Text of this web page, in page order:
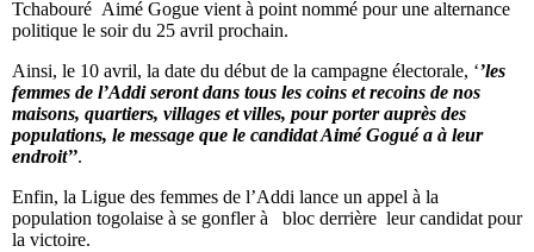
Tchabouré Aimé Gogue vient à point nommé pour une alternance
politique le soir du 25 avril prochain.
Ainsi, le 10 avril, la date du début de la campagne électorale, ‘’les
femmes de l’Addi seront dans tous les coins et recoins de nos
maisons, quartiers, villages et villes, pour porter auprès des
populations, le message que le candidat Aimé Gogué a à leur
endroit’’.
Enfin, la Ligue des femmes de l’Addi lance un appel à la
population togolaise à se gonfler à bloc derrière leur candidat pour
la victoire.